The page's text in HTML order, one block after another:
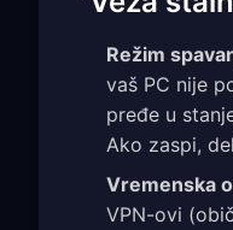
Režim
vaš PC nije
pređe u
Ako zaspi,
Vremenska
VPN-ovi